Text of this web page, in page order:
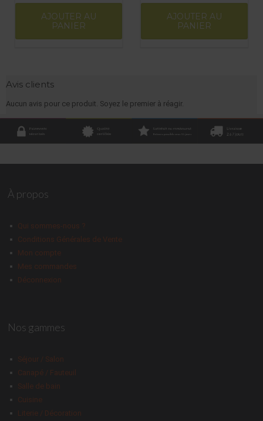
AJOUTER AU
PANIER
AJOUTER AU
PANIER
Avis clients
Aucun avis pour ce produit. Soyez le premier à réagir.
À propos
Qui sommes-nous ?
Conditions Générales de Vente
Mon compte
Mes commandes
Déconnexion
Nos gammes
Séjour / Salon
Canapé / Fauteuil
Salle de bain
Cuisine
Literie / Décoration